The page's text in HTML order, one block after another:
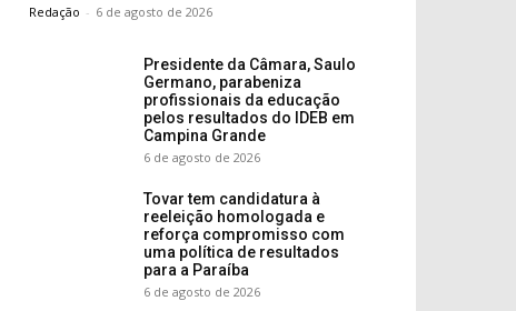
Redação - 6 de agosto de 2026
Presidente da Câmara, Saulo
Germano, parabeniza
profissionais da educação
pelos resultados do IDEB em
Campina Grande
6 de agosto de 2026
Tovar tem candidatura à
reeleição homologada e
reforça compromisso com
uma política de resultados
para a Paraíba
6 de agosto de 2026